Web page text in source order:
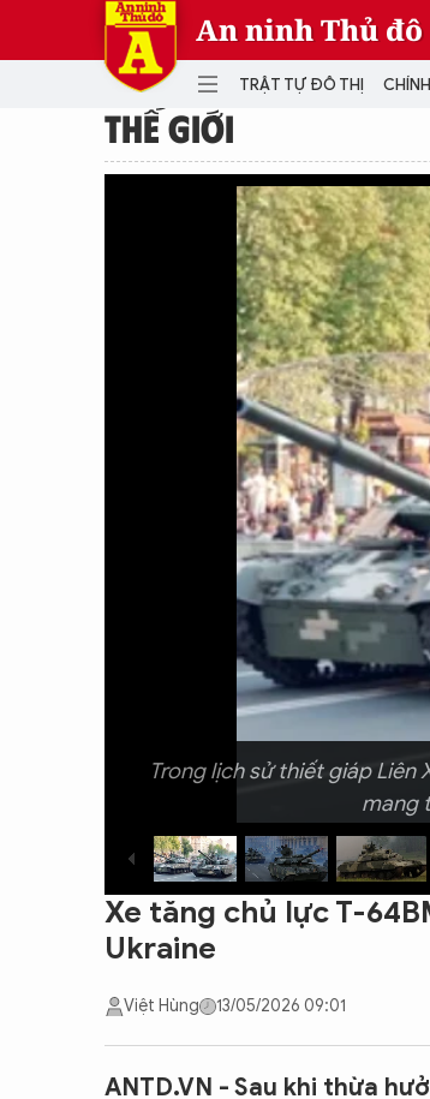
An ninh Thủ đô
TRẬT TỰ ĐÔ THỊ
TRẬT TỰ ĐÔ THỊ
THẾ GIỚI
Quân sự
THÀNH PHỐ THÔNG
THỂ THAO
KINH DOANH
CON ĐƯỜNG KHỞI
THẾ GIỚI
Trong lịch sử thiết giáp
mang
Xe tăng chủ lực T-
Ukraine
Việt Hùng 13/05/2026 09:01
ANTD.VN - Sau khi thừa